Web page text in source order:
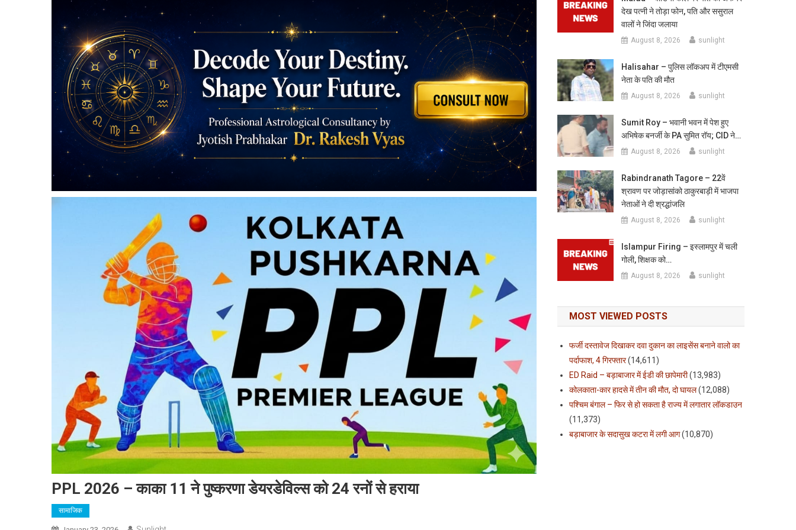
PPL 2026 – काका 11 ने पुष्करणा डेयरडेविल्स को 24 रनों से हराया
सामाजिक
देख पत्नी ने तोड़ा फोन, पति और ससुराल
वालों ने जिंदा जलाया
August 8, 2026 sunlight
Halisahar – पुलिस लॉकअप में टीएमसी
नेता के पति की मौत
August 8, 2026 sunlight
Sumit Roy – भवानी भवन में पेश हुए
अभिषेक बनर्जी के PA सुमित रॉय; CID ने…
August 8, 2026 sunlight
Rabindranath Tagore – 22वें
श्रावण पर जोड़ासांको ठाकुरबाड़ी में भाजपा
नेताओं ने दी श्रद्धांजलि
August 8, 2026 sunlight
Islampur Firing – इस्लामपुर में चली
गोली, शिक्षक को…
August 8, 2026 sunlight
MOST VIEWED POSTS
फर्जी दस्तावेज दिखाकर दवा दुकान का लाइसेंस बनाने वालो का
पर्दाफाश, 4 गिरफ्तार(14,611)
ED Raid – बड़ाबाजार में ईडी की छापेमारी(13,983)
कोलकाता-कार हादसे में तीन की मौत, दो घायल(12,088)
पश्चिम बंगाल – फिर से हो सकता है राज्य में लगातार लॉकडाउन
(11,373)
बड़ाबाजार के सदासुख कटरा में लगी आग(10,870)